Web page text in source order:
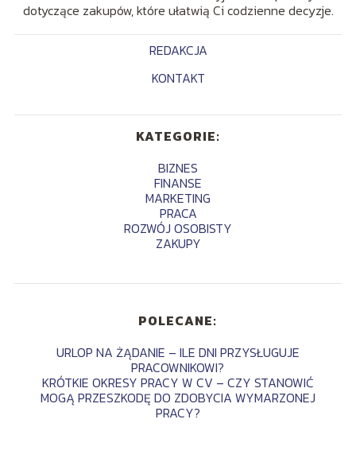
dotyczące zakupów, które ułatwią Ci codzienne decyzje.
REDAKCJA
KONTAKT
KATEGORIE:
BIZNES
FINANSE
MARKETING
PRACA
ROZWÓJ OSOBISTY
ZAKUPY
POLECANE:
URLOP NA ŻĄDANIE – ILE DNI PRZYSŁUGUJE
PRACOWNIKOWI?
KRÓTKIE OKRESY PRACY W CV – CZY STANOWIĆ
MOGĄ PRZESZKODĘ DO ZDOBYCIA WYMARZONEJ
PRACY?